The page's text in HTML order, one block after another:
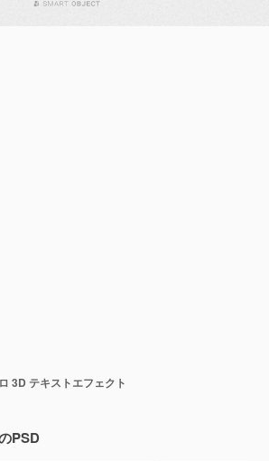
3D テキストエフェクト
PSD